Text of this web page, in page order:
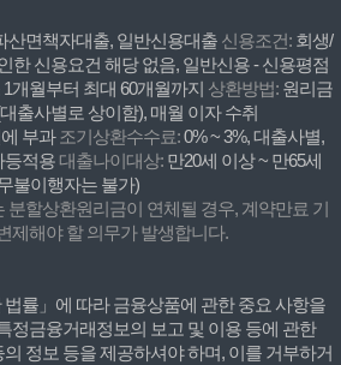
산면책자대출, 일반신용대출 신용조건: 회생/
한 신용요건 해당 없음, 일반신용 - 신용평점
1개월부터 최대 60개월까지 상환방법: 원리금
출사별로 상이함), 매월 이자 수취
부과 조기상환수수료:0% ~ 3%, 대출사별,
등적용 대출나이대상: 만20세 이상 ~ 만65세
불이행자는 불가)
분할상환원리금이 연체될 경우, 계약만료 기
제해야 할 의무가 발생합니다.
법률」에 따라 금융상품에 관한 중요 사항을
정금융거래정보의 보고 및 이용 등에 관한
정보 등을 제공하셔야 하며, 이를 거부하거